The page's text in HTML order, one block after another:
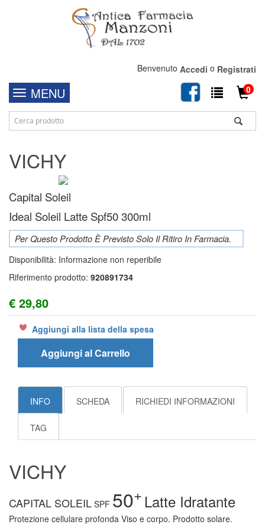
Benvenuto Accedi o Registrati
MENU 0
VICHY
Capital Soleil
Ideal Soleil Latte Spf50 300ml
Per Questo Prodotto È Previsto Solo Il Ritiro In Farmacia.
Disponibilità: Informazione non reperibile
Riferimento prodotto: 920891734
€ 29,80
Aggiungi alla lista della spesa
Aggiungi al Carrello
INFO SCHEDA RICHIEDI INFORMAZIONI
TAG
VICHY
CAPITAL SOLEIL SPF 50+ Latte Idratante
Protezione cellulare profonda Viso e corpo. Prodotto solare.